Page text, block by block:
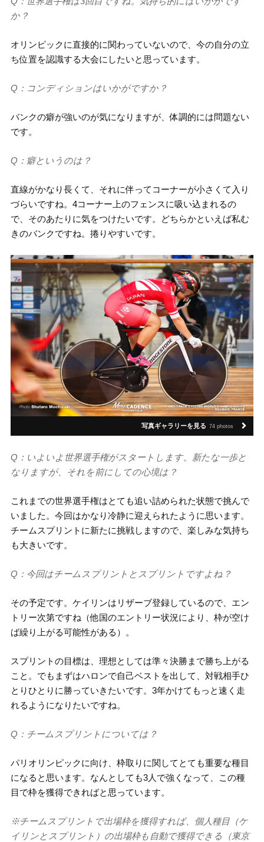
か？
オリンピックに直接的に関わっていないので、今の自分の立
ち位置を認識する大会にしたいと思っています。
Q：コンディションはいかがですか？
バンクの癖が強いのが気になりますが、体調的には問題ない
です。
Q：癖というのは？
直線がかなり長くて、それに伴ってコーナーが小さくて入り
づらいですね。4コーナー上のフェンスに吸い込まれるの
で、そのあたりに気をつけたいです。どちらかといえば私む
きのバンクですね。捲りやすいです。
写真ギャラリーを見る 74 photos
Q：いよいよ世界選手権がスタートします。新たな一歩と
なりますが、それを前にしての心境は？
これまでの世界選手権はとても追い詰められた状態で挑んで
いました。今回はかなり冷静に迎えられたように思います。
チームスプリントに新たに挑戦しますので、楽しみな気持ち
も大きいです。
Q：今回はチームスプリントとスプリントですよね？
その予定です。ケイリンはリザーブ登録しているので、エン
トリー次第ですね（他国のエントリー状況により、枠が空け
ば繰り上がる可能性がある）。
スプリントの目標は、理想としては準々決勝まで勝ち上がる
こと。でもまずはハロンで自己ベストを出して、対戦相手ひ
とりひとりに勝っていきたいです。3年かけてもっと速く走
れるようになりたいですね。
Q：チームスプリントについては？
パリオリンピックに向け、枠取りに関してとても重要な種目
になると思います。なんとしても3人で強くなって、この種
目で枠を獲得できればと思っています。
※チームスプリントで出場枠を獲得すれば、個人種目（ケ
イリンとスプリント）の出場枠も自動で獲得できる（東京